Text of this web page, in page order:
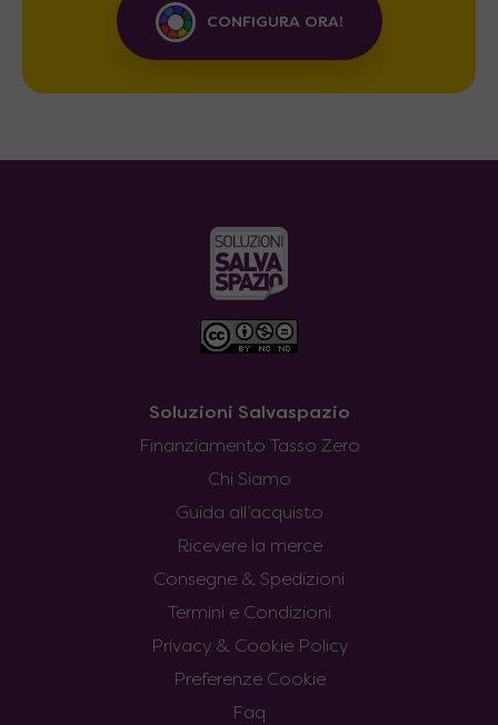
CONFIGURA ORA!
Soluzioni Salvaspazio
Finanziamento Tasso Zero
Chi Siamo
Guida all’acquisto
Ricevere la merce
Consegne & Spedizioni
Termini e Condizioni
Privacy & Cookie Policy
Preferenze Cookie
Faq